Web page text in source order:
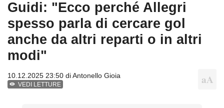
Guidi: "Ecco perché Allegri
spesso parla di cercare gol
anche da altri reparti o in altri
modi"
10.12.2025 23:50 diAntonello Gioia
VEDI LETTURE